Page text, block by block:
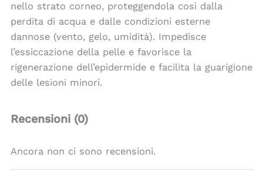
nello strato corneo, proteggendola così dalla
perdita di acqua e dalle condizioni esterne
dannose (vento, gelo, umidità). Impedisce
l’essiccazione della pelle e favorisce la
rigenerazione dell’epidermide e facilita la guarigione
delle lesioni minori.
Recensioni (0)
Ancora non ci sono recensioni.